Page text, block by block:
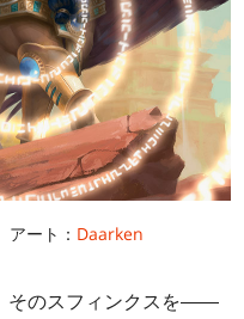
ート： Daarken
そのスフィンクスを――